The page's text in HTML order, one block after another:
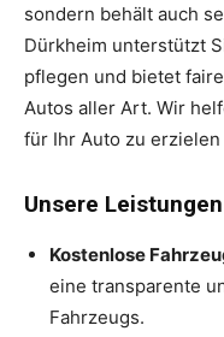
sondern behält auch
Dürkheim unterstützt
pflegen und bietet
Autos aller Art. Wir
für Ihr Auto zu
Unsere
Kostenlose
eine transparente
Fahrzeugs.